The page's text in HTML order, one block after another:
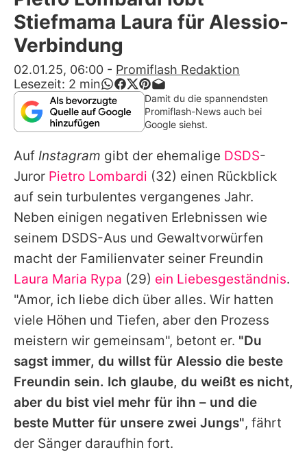
Alle Themen auf Promiflash
App runterladen
Team
Redaktionelle Richtlinien
Impressum
Datenschutzerklärung
Nutzungsbedingungen
Utiq verwalten
Stiefmama Laura für Alessio-
Verbindung
02.01.25, 06:00 - Promiflash Redaktion
Lesezeit: 2 min
Damit du die spannendsten
Promiflash-News auch bei
Google siehst.
Auf Instagram gibt der ehemalige DSDS-
Juror Pietro Lombardi (32) einen Rückblick
auf sein turbulentes vergangenes Jahr.
Neben einigen negativen Erlebnissen wie
seinem DSDS-Aus und Gewaltvorwürfen
macht der Familienvater seiner Freundin
Laura Maria Rypa (29) ein Liebesgeständnis.
"Amor, ich liebe dich über alles. Wir hatten
viele Höhen und Tiefen, aber den Prozess
meistern wir gemeinsam", betont er. "Du
sagst immer, du willst für Alessio die beste
Freundin sein. Ich glaube, du weißt es nicht,
aber du bist viel mehr für ihn – und die
beste Mutter für unsere zwei Jungs", fährt
der Sänger daraufhin fort.